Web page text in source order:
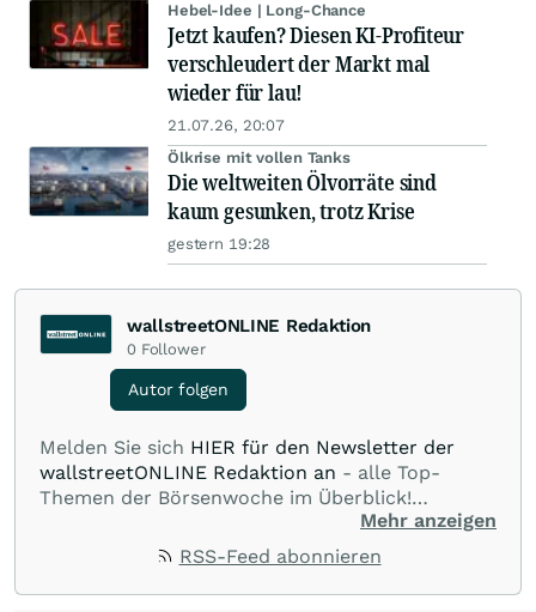
Hebel-Idee | Long-Chance
Jetzt kaufen? Diesen KI-Profiteur
verschleudert der Markt mal
wieder für lau!
21.07.26, 20:07
Ölkrise mit vollen Tanks
Die weltweiten Ölvorräte sind
kaum gesunken, trotz Krise
gestern 19:28
wallstreetONLINE Redaktion
0 Follower
Autor folgen
Melden Sie sich HIER für den Newsletter der
wallstreetONLINE Redaktion an - alle Top-
Themen der Börsenwoche im Überblick!
Verpassen Sie kein wichtiges Anleger-Thema!Für
Beiträge auf diesem journalistischen Channel ist
Redaktion verantwortlich. Die Fachjournalisten
Mehr anzeigen
RSS-Feed abonnieren